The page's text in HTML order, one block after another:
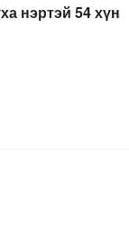
нэртэй 54 хүн